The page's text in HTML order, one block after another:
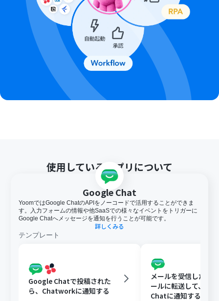
照ください。
使用しているアプリについて
Google Chat
YoomではGoogle ChatのAPIをノーコードで活用することができま
す。入力フォームの情報や他SaaSでの様々なイベントをトリガーに
Google Chatへメッセージを通知を行うことが可能です。
詳しくみる
テンプレート
Google Chatで投稿された
ら、Chatworkに通知する
メールを受信したら
ールに転送して、
Chatに通知する